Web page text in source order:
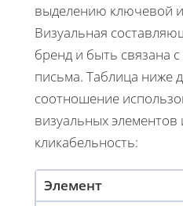
выделению ключевой
Визуальная
бренд и быть связана
письма. Таблица ниже
соотношение
визуальных элементов
кликабельность:
Элемент